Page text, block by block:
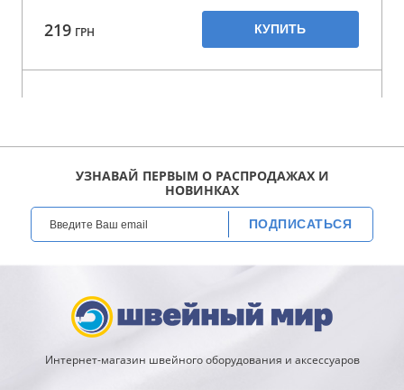
219 ГРН КУПИТЬ
УЗНАВАЙ ПЕРВЫМ О РАСПРОДАЖАХ И
НОВИНКАХ
ПОДПИСАТЬСЯ
Интернет-магазин швейного оборудования и аксессуаров